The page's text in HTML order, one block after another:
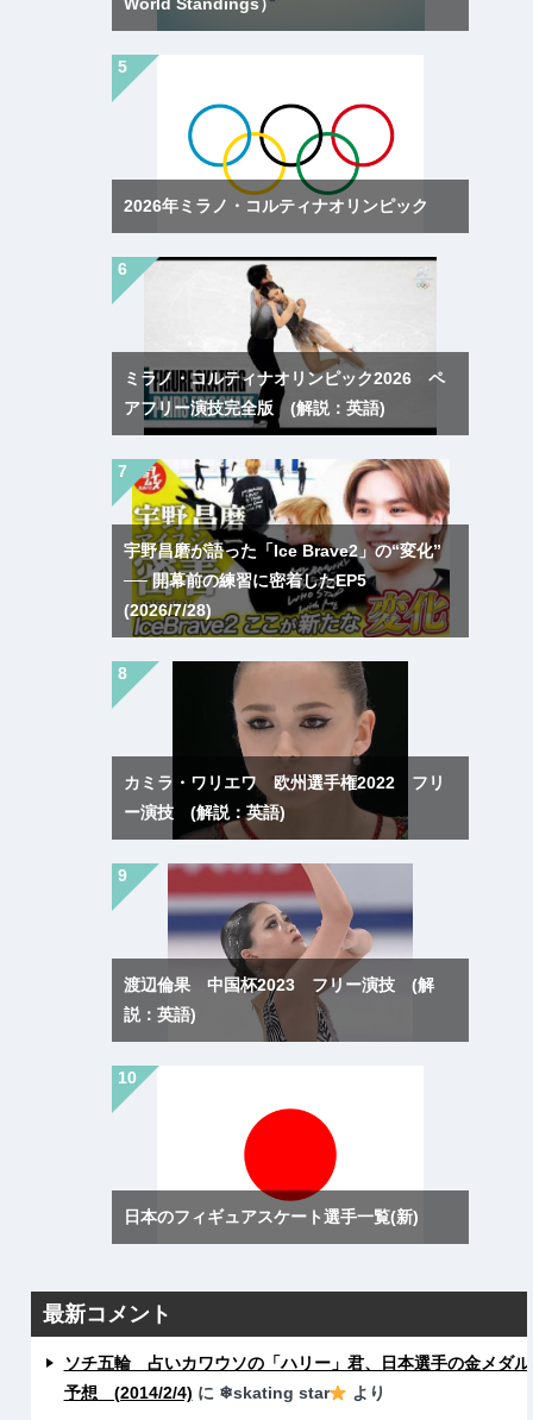
World Standings）
2026年ミラノ・コルティナオリンピック
ミラノ・コルティナオリンピック2026 ペ
アフリー演技完全版 (解説：英語)
宇野昌磨が語った「Ice Brave2」の“変化”
── 開幕前の練習に密着したEP5
(2026/7/28)
カミラ・ワリエワ 欧州選手権2022 フリ
ー演技 (解説：英語)
渡辺倫果 中国杯2023 フリー演技 (解
説：英語)
日本のフィギュアスケート選手一覧(新)
最新コメント
ソチ五輪 占いカワウソの「ハリー」君、日本選手の金メダル
予想 (2014/2/4) に ❄skating star より